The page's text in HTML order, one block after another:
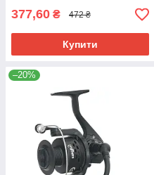
377,60 ₴ 472 ₴
Купити
–20%